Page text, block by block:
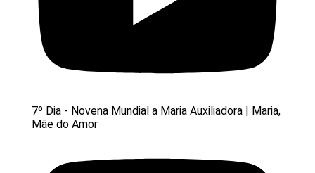
7º Dia - Novena Mundial a Maria Auxiliadora | Maria,
Mãe do Amor